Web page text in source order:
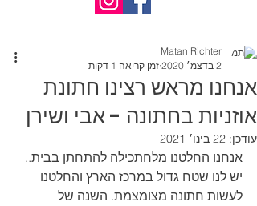
אנחנו מראש רצינו חתונת
אוזניות בחתונה - אבי ושירן
Matan Richter
2 בדצמ׳ 2020
זמן קריאה 1 דקות
עודכן: 22 בינו׳ 2021
אנחנו החלטנו מלחתכילה להתחתן בבית..
יש לנו שטח גדול במרכז הארץ והחלטנו
לעשות חתונה מצומצמת. השנה של